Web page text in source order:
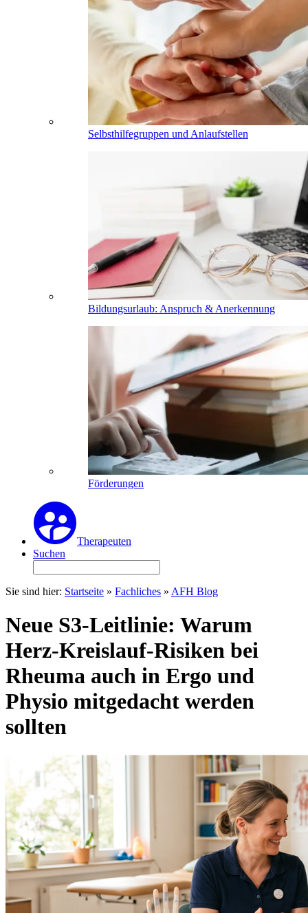
Selbsthilfegruppen und Anlaufstellen
Bildungsurlaub: Anspruch & Anerkennung
Förderungen
Therapeuten
Suchen
Sie sind hier: Startseite » Fachliches » AFH Blog
Neue S3-Leitlinie: Warum
Herz-Kreislauf-Risiken bei
Rheuma auch in Ergo und
Physio mitgedacht werden
sollten